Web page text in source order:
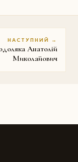
НАСТУПНИЙ →
Анатолій
Миколайович